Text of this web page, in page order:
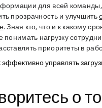
для всей
прозрачность и улучшить
. Зная кто, что и к какому
понимать нагрузку
приоритеты в
эффективно управлять
о